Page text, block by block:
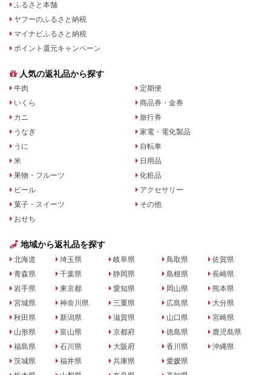
ふるさと本舗
ヤフーのふるさと納税
マイナビふるさと納税
ポイント還元キャンペーン
人気の返礼品から探す
牛肉
いくら
カニ
うなぎ
うに
米
果物・フルーツ
ビール
菓子・スイーツ
おせち
定期便
商品券・金券
旅行券
家電・電化製品
自転車
日用品
化粧品
アクセサリー
その他
地域から返礼品を探す
北海道
青森県
岩手県
宮城県
秋田県
山形県
福島県
茨城県
埼玉県
千葉県
東京都
神奈川県
新潟県
富山県
石川県
福井県
岐阜県
静岡県
愛知県
三重県
滋賀県
京都府
大阪府
兵庫県
鳥取県
島根県
岡山県
広島県
山口県
徳島県
香川県
愛媛県
佐賀県
長崎県
熊本県
大分県
宮崎県
鹿児島県
沖縄県